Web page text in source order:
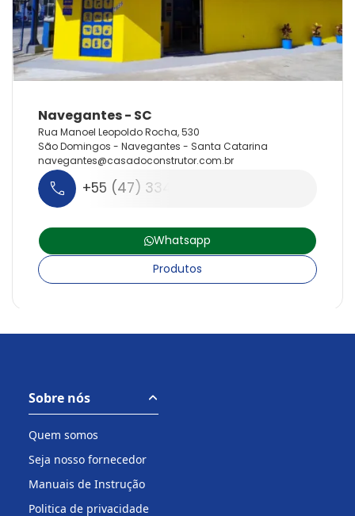
Rua Manoel Leopoldo Rocha, 530
São Domingos - Navegantes - Santa Catarina
navegantes@casadoconstrutor.com.br
+55 (47) 3348-7887
Whatsapp
Produtos
Sobre nós
Quem somos
Seja nosso fornecedor
Manuais de Instrução
Politica de privacidade